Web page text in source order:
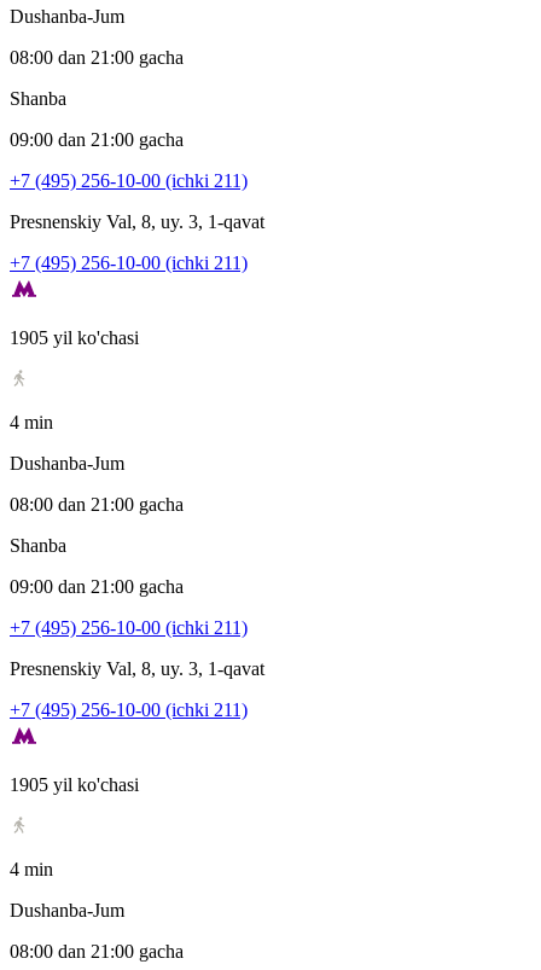
Dushanba-Jum
08:00 dan 21:00 gacha
Shanba
09:00 dan 21:00 gacha
+7 (495) 256-10-00 (ichki 211)
Presnenskiy Val, 8, uy. 3, 1-qavat
+7 (495) 256-10-00 (ichki 211)
1905 yil ko'chasi
4 min
Dushanba-Jum
08:00 dan 21:00 gacha
Shanba
09:00 dan 21:00 gacha
+7 (495) 256-10-00 (ichki 211)
Presnenskiy Val, 8, uy. 3, 1-qavat
+7 (495) 256-10-00 (ichki 211)
1905 yil ko'chasi
4 min
Dushanba-Jum
08:00 dan 21:00 gacha